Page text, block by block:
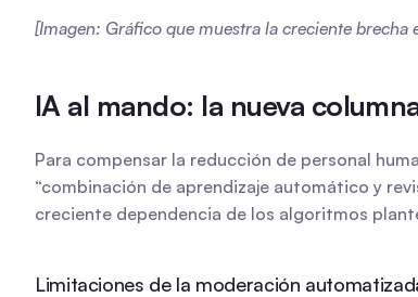
[Imagen: Gráfico que muestra la creciente
IA al mando: la nueva
Para compensar la reducción de personal
“combinación de aprendizaje automático y
creciente dependencia de los algoritmos
Limitaciones de la moderación